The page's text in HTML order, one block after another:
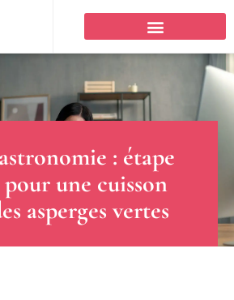
: étape
une cuisson
asperges vertes